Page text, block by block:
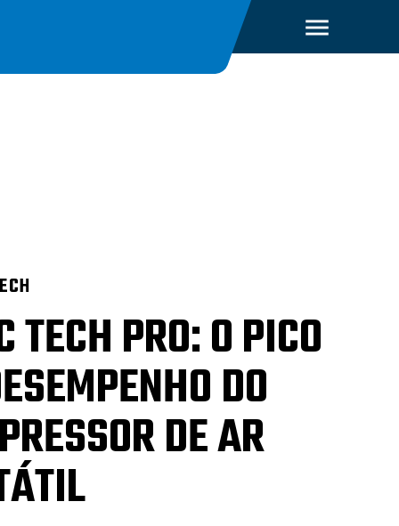
TECH PRO: O PICO
DO
DE AR